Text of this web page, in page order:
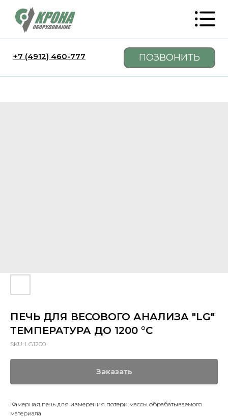
+7 (4912) 460-777 ПОЗВОНИТЬ
ПЕЧЬ ДЛЯ ВЕСОВОГО АНАЛИЗА "LG"
ТЕМПЕРАТУРА ДО 1200 °C
SKU: LG1200
Заказать
Камерная печь для измерения потери массы обрабатываемого
материала